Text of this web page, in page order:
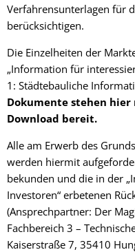
Verfahrensunterlagen für
berücksichtigen.
Die Einzelheiten der
„Information für
1: Städtebauliche
Dokumente stehen hier
Download bereit.
Alle am Erwerb des
werden hiermit
bekunden und die in der
Investoren“ erbetenen
(Ansprechpartner: Der
Fachbereich 3 –
Kaiserstraße 7, 35410